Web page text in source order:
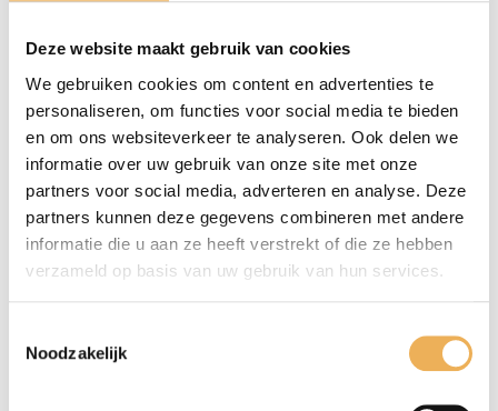
Deze website maakt gebruik van cookies
We gebruiken cookies om content en advertenties te
personaliseren, om functies voor social media te bieden
en om ons websiteverkeer te analyseren. Ook delen we
informatie over uw gebruik van onze site met onze
partners voor social media, adverteren en analyse. Deze
partners kunnen deze gegevens combineren met andere
informatie die u aan ze heeft verstrekt of die ze hebben
verzameld op basis van uw gebruik van hun services.
Noodzakelijk
te beoordelen
Je e-mailadres wordt niet gepubliceerd.
Vereiste velden zijn gemarkeerd met*
Je waardering *